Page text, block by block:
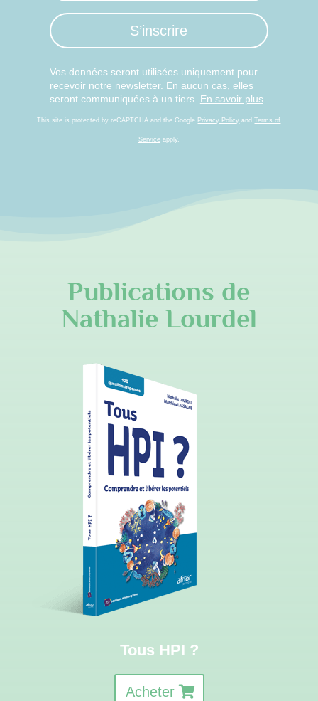
S’inscrire
Vos données seront utilisées uniquement pour
recevoir notre newsletter. En aucun cas, elles
seront communiquées à un tiers. En savoir plus
This site is protected by reCAPTCHA and the Google Privacy Policy andTerms of
Serviceapply.
Publications de
Nathalie Lourdel
Tous HPI ?
Acheter